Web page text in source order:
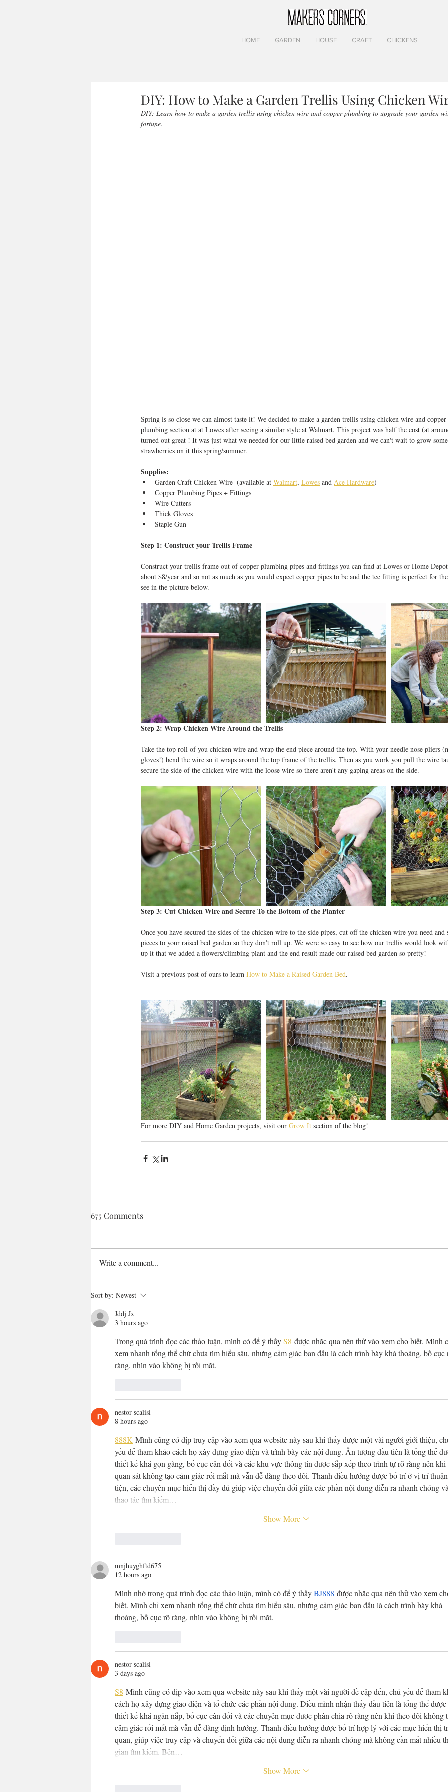
HOME GARDEN HOUSE CRAFT CHICKENS
DIY: How to Make a Garden Trellis Using Chicken
DIY: Learn how to make a garden trellis using chicken wire and copper plumbing to upgrade your garden
fortune.
Spring is so close we can almost taste it! We decided to make a garden trellis using chicken wire and
plumbing section at at Lowes after seeing a similar style at Walmart. This project was half the cost (at
turned out great ! It was just what we needed for our little raised bed garden and we can't wait to grow
strawberries on it this spring/summer.
Supplies:
Garden Craft Chicken Wire  (available at Walmart, Lowes and Ace Hardware)
Copper Plumbing Pipes + Fittings
Wire Cutters
Thick Gloves
Staple Gun
Step 1: Construct your Trellis Frame
Construct your trellis frame out of copper plumbing pipes and fittings you can find at Lowes or Home
about $8/year and so not as much as you would expect copper pipes to be and the tee fitting is perfect for
see in the picture below.
Step 2: Wrap Chicken Wire Around the Trellis
Take the top roll of you chicken wire and wrap the end piece around the top. With your needle nose pliers
gloves!) bend the wire so it wraps around the top frame of the trellis. Then as you work you pull the wire
secure the side of the chicken wire with the loose wire so there aren't any gaping areas on the side.
Step 3: Cut Chicken Wire and Secure To the Bottom of the Planter
Once you have secured the sides of the chicken wire to the side pipes, cut off the chicken wire you need
pieces to your raised bed garden so they don't roll up. We were so easy to see how our trellis would look
up it that we added a flowers/climbing plant and the end result made our raised bed garden so pretty!
Visit a previous post of ours to learn How to Make a Raised Garden Bed.
For more DIY and Home Garden projects, visit our Grow It section of the blog!
675 Comments
Write a comment...
Sort by: Newest
Jddj Jx
3 hours ago
Trong quá trình đọc các thảo luận, mình có để ý thấy S8 được nhắc qua nên thử vào xem cho biết. Mình
xem nhanh tổng thể chứ chưa tìm hiểu sâu, nhưng cảm giác ban đầu là cách trình bày khá thoáng, bố
ràng, nhìn vào không bị rối mắt.
nestor scalisi
8 hours ago
888K Mình cũng có dịp truy cập vào xem qua website này sau khi thấy được một vài người giới thiệu,
yếu để tham khảo cách họ xây dựng giao diện và trình bày các nội dung. Ấn tượng đầu tiên là tổng thể
thiết kế khá gọn gàng, bố cục cân đối và các khu vực thông tin được sắp xếp theo trình tự rõ ràng nên khi
quan sát không tạo cảm giác rối mắt mà vẫn dễ dàng theo dõi. Thanh điều hướng được bố trí ở vị trí
tiện, các chuyên mục hiển thị đầy đủ giúp việc chuyển đổi giữa các phần nội dung diễn ra nhanh chóng
thao tác tìm kiếm…
Show More
mnjhuyghftd675
12 hours ago
Mình nhớ trong quá trình đọc các thảo luận, mình có để ý thấy BJ888 được nhắc qua nên thử vào xem
biết. Mình chỉ xem nhanh tổng thể chứ chưa tìm hiểu sâu, nhưng cảm giác ban đầu là cách trình bày khá
thoáng, bố cục rõ ràng, nhìn vào không bị rối mắt.
nestor scalisi
3 days ago
S8 Mình cũng có dịp vào xem qua website này sau khi thấy một vài người đề cập đến, chủ yếu để tham
cách họ xây dựng giao diện và tổ chức các phần nội dung. Điều mình nhận thấy đầu tiên là tổng thể được
thiết kế khá ngăn nắp, bố cục cân đối và các chuyên mục được phân chia rõ ràng nên khi theo dõi không
cảm giác rối mắt mà vẫn dễ dàng định hướng. Thanh điều hướng được bố trí hợp lý với các mục hiển thị
quan, giúp việc truy cập và chuyển đổi giữa các nội dung diễn ra nhanh chóng mà không cần mất nhiều
gian tìm kiếm. Bên…
Show More